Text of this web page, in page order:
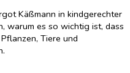
Käßmann in kindgerechter
warum es so wichtig ist, dass
Tiere und